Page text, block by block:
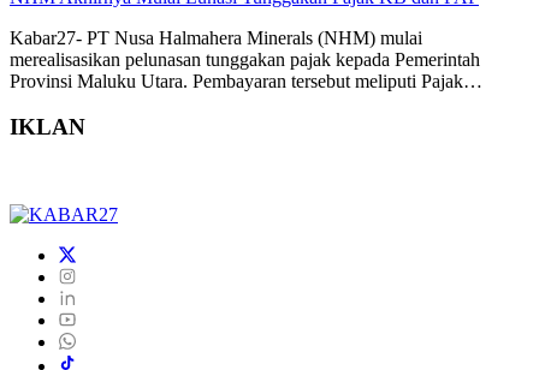
Kabar27- PT Nusa Halmahera Minerals (NHM) mulai
merealisasikan pelunasan tunggakan pajak kepada Pemerintah
Provinsi Maluku Utara. Pembayaran tersebut meliputi Pajak…
IKLAN